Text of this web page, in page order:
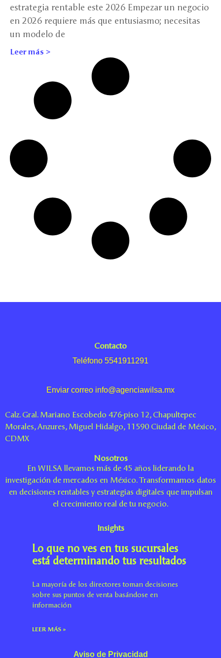
estrategia rentable este 2026 Empezar un negocio
en 2026 requiere más que entusiasmo; necesitas
un modelo de
Leer más >
Contacto
Teléfono 5541911291
Enviar correo info@agenciawilsa.mx
Calz. Gral. Mariano Escobedo 476-piso 12, Chapultepec
Morales, Anzures, Miguel Hidalgo, 11590 Ciudad de México,
CDMX
Nosotros
En WILSA llevamos más de 45 años liderando la
investigación de mercados en México. Transformamos datos
en decisiones rentables y estrategias digitales que impulsan
el crecimiento real de tu negocio.
Insights
Lo que no ves en tus sucursales
está determinando tus resultados
La mayoría de los directores toman decisiones
sobre sus puntos de venta basándose en
información
LEER MÁS »
Aviso de Privacidad